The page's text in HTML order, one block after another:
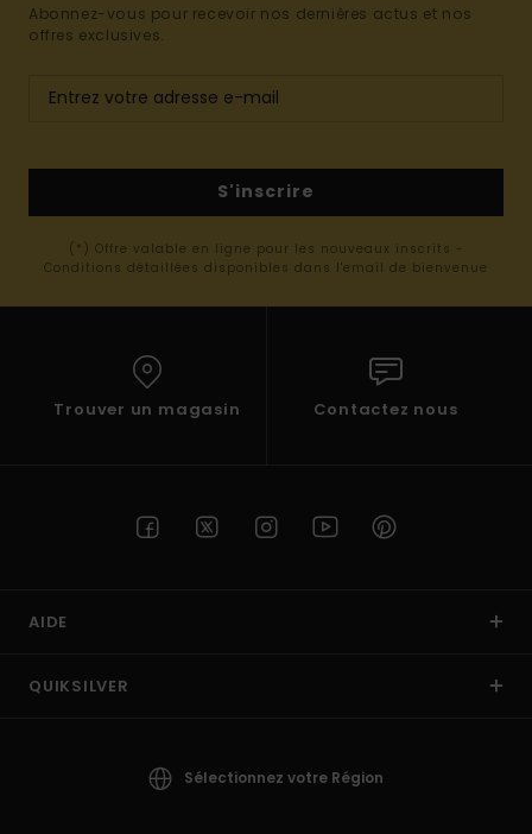
Abonnez-vous pour recevoir nos dernières actus et nos
offres exclusives.
S'inscrire
(*) Offre valable en ligne pour les nouveaux inscrits -
Conditions détaillées disponibles dans l'email de bienvenue
Trouver un magasin Contactez nous
AIDE
QUIKSILVER
Sélectionnez votre Région